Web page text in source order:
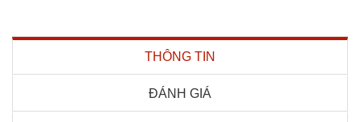
THÔNG TIN
ĐÁNH GIÁ